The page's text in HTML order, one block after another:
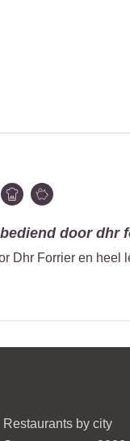
door dhr
Dhr Forrier en heel
Restaurants by city